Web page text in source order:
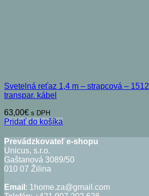
Svetelná reťaz 1,4 m – strapcová –
transpar. kábel
63,00€ s DPH
Pridať do košíka
Prevádzkovateľ e-shopu
Unicus, s.r.o.
Gaštanová 3089/50
010 07 Žilina
Email : 1home.za@gmail.com